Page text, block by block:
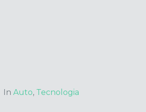
In Auto, Tecnologia